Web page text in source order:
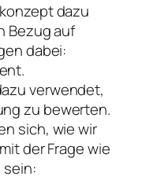
dazu
Bezug auf
dabei:
verwendet,
zu bewerten.
sich, wie wir
der Frage wie